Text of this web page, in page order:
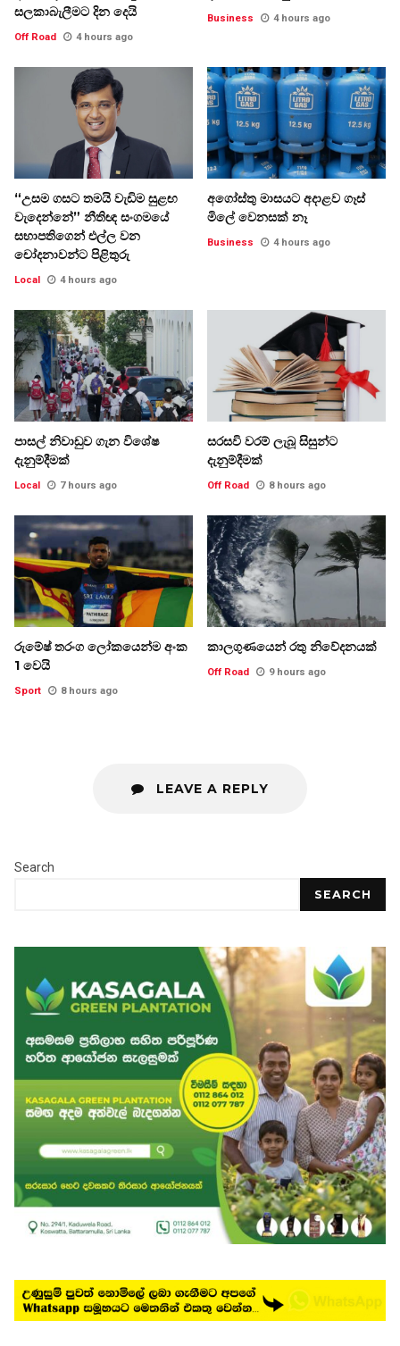
සලකාබැලීමට දින දෙයි
Off Road 4 hours ago
Business 4 hours ago
“උසම ගසට තමයි වැඩිම සුළඟ
වැදෙන්නේ” නීතිඥ සංගමයේ
සභාපතිගෙන් එල්ල වන
චෝදනාවන්ට පිළිතුරු
Local 4 hours ago
අගෝස්තු මාසයට අදාළව ගෑස්
මිලේ වෙනසක් නෑ
Business 4 hours ago
පාසල් නිවාඩුව ගැන විශේෂ
දැනුම්දීමක්
Local 7 hours ago
සරසවි වරම් ලැබූ සිසුන්ට
දැනුම්දීමක්
Off Road 8 hours ago
රුමේෂ් තරංග ලෝකයෙන්ම අංක
1 වෙයි
Sport 8 hours ago
කාලගුණයෙන් රතු නිවේදනයක්
Off Road 9 hours ago
LEAVE A REPLY
Search
SEARCH